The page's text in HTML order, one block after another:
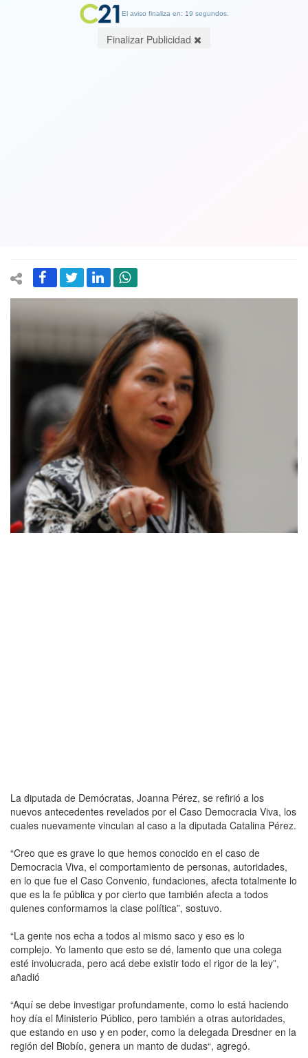
La diputada de Demócratas, Joanna Pérez, se refirió a los
nuevos antecedentes revelados por el Caso Democracia Viva, los
cuales nuevamente vinculan al caso a la diputada Catalina Pérez.
“Creo que es grave lo que hemos conocido en el caso de
Democracia Viva, el comportamiento de personas, autoridades,
en lo que fue el Caso Convenio, fundaciones, afecta totalmente lo
que es la fe pública y por cierto que también afecta a todos
quienes conformamos la clase política”, sostuvo.
“La gente nos echa a todos al mismo saco y eso es lo
complejo. Yo lamento que esto se dé, lamento que una colega
esté involucrada, pero acá debe existir todo el rigor de la ley”,
añadió
“Aquí se debe investigar profundamente, como lo está haciendo
hoy día el Ministerio Público, pero también a otras autoridades,
que estando en uso y en poder, como la delegada Dresdner en la
región del Biobío, genera un manto de dudas“, agregó.
El aviso finaliza en: 19 segundos.
Finalizar Publicidad